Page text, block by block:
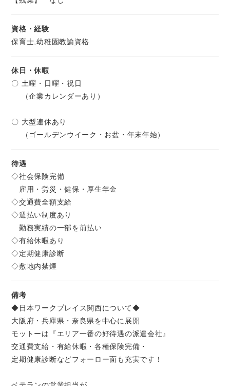
資格・経験
保育士,幼稚園教諭資格
休日・休暇
〇 土曜・日曜・祝日
（企業カレンダーあり）
〇 大型連休あり
（ゴールデンウイーク・お盆・年末年始）
待遇
◇社会保険完備
雇用・労災・健保・厚生年金
◇交通費全額支給
◇週払い制度あり
勤務実績の一部を前払い
◇有給休暇あり
◇定期健康診断
◇敷地内禁煙
備考
◆日本ワークプレイス関西について◆
大阪府・兵庫県・奈良県を中心に展開
モットーは『エリア一番の好待遇の派遣会社』
交通費支給・有給休暇・各種保険完備・
定期健康診断などフォーロー面も充実です！